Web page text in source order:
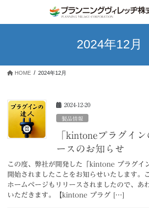
テ
ス
ゲ
ン
2024年12月
HOME 2024年12月
2024-12-20
製品情報
「kintoneプラグイ
ースのお知らせ
この度、弊社が開発した「kintone プラグイ
開始されましたことをお知らせいたします。
ホームページもリリースされましたので、あ
いただきます。【kintone プラグ […]